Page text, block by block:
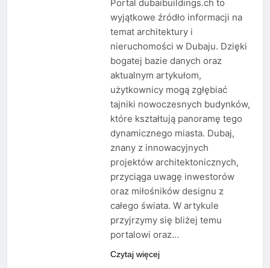
Portal dubaibuildings.ch to
wyjątkowe źródło informacji na
temat architektury i
nieruchomości w Dubaju. Dzięki
bogatej bazie danych oraz
aktualnym artykułom,
użytkownicy mogą zgłębiać
tajniki nowoczesnych budynków,
które kształtują panoramę tego
dynamicznego miasta. Dubaj,
znany z innowacyjnych
projektów architektonicznych,
przyciąga uwagę inwestorów
oraz miłośników designu z
całego świata. W artykule
przyjrzymy się bliżej temu
portalowi oraz…
Czytaj więcej